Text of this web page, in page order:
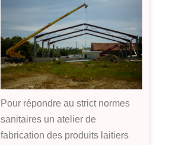
Pour répondre au strict normes
sanitaires un atelier de
fabrication des produits laitiers